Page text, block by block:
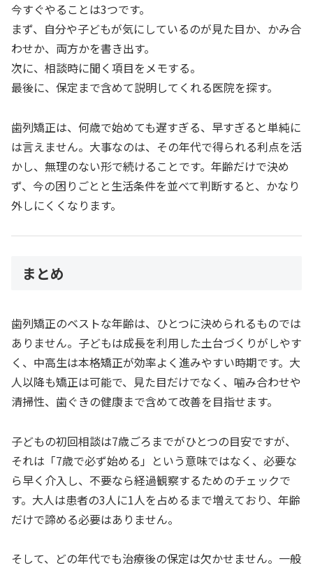
今すぐやることは3つです。
まず、自分や子どもが気にしているのが見た目か、かみ合
わせか、両方かを書き出す。
次に、相談時に聞く項目をメモする。
最後に、保定まで含めて説明してくれる医院を探す。
歯列矯正は、何歳で始めても遅すぎる、早すぎると単純に
は言えません。大事なのは、その年代で得られる利点を活
かし、無理のない形で続けることです。年齢だけで決め
ず、今の困りごとと生活条件を並べて判断すると、かなり
外しにくくなります。
まとめ
歯列矯正のベストな年齢は、ひとつに決められるものでは
ありません。子どもは成長を利用した土台づくりがしやす
く、中高生は本格矯正が効率よく進みやすい時期です。大
人以降も矯正は可能で、見た目だけでなく、噛み合わせや
清掃性、歯ぐきの健康まで含めて改善を目指せます。
子どもの初回相談は7歳ごろまでがひとつの目安ですが、
それは「7歳で必ず始める」という意味ではなく、必要な
ら早く介入し、不要なら経過観察するためのチェックで
す。大人は患者の3人に1人を占めるまで増えており、年齢
だけで諦める必要はありません。
そして、どの年代でも治療後の保定は欠かせません。一般